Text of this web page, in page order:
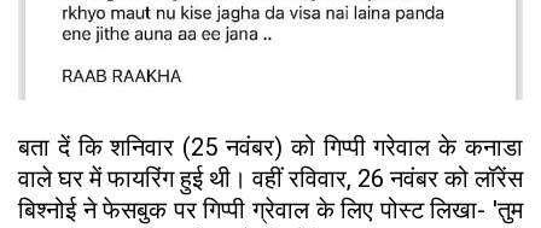
बता दें कि शनिवार (25 नवंबर) को गिप्पी गरेवाल के कनाडा
वाले घर में फायरिंग हुई थी। वहीं रविवार, 26 नवंबर को लॉरेंस
बिश्नोई ने फेसबुक पर गिप्पी ग्रेवाल के लिए पोस्ट लिखा- 'तुम